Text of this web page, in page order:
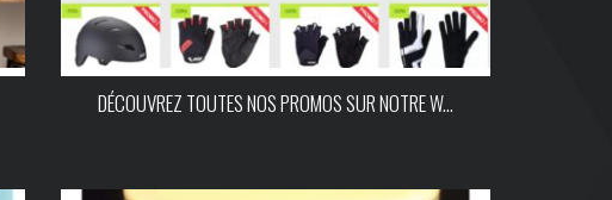
DÉCOUVREZ TOUTES NOS PROMOS SUR NOTRE W...